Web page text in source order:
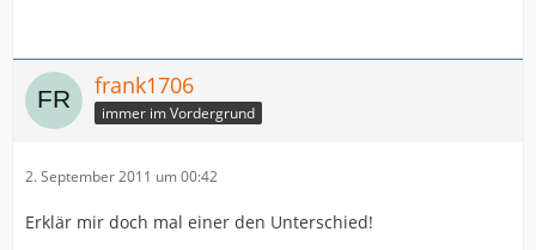
frank1706
immer im Vordergrund
2. September 2011 um 00:42
Erklär mir doch mal einer den Unterschied!